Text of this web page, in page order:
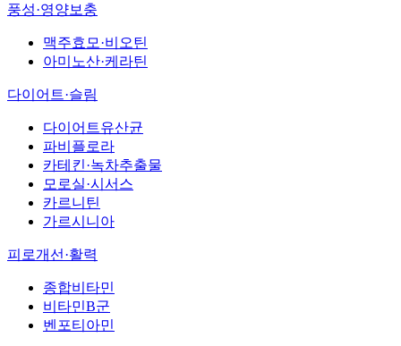
풍성·영양보충
맥주효모·비오틴
아미노산·케라틴
다이어트·슬림
다이어트유산균
파비플로라
카테킨·녹차추출물
모로실·시서스
카르니틴
가르시니아
피로개선·활력
종합비타민
비타민B군
벤포티아민